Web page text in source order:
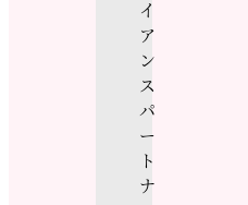
イ
ア
ン
ス
パ
ー
ト
ナ